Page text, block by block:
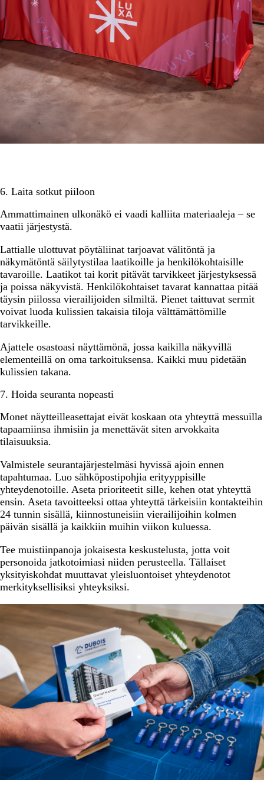
6. Laita sotkut piiloon
Ammattimainen ulkonäkö ei vaadi kalliita materiaaleja – se
vaatii järjestystä.
Lattialle ulottuvat pöytäliinat tarjoavat välitöntä ja
näkymätöntä säilytystilaa laatikoille ja henkilökohtaisille
tavaroille. Laatikot tai korit pitävät tarvikkeet järjestyksessä
ja poissa näkyvistä. Henkilökohtaiset tavarat kannattaa pitää
täysin piilossa vierailijoiden silmiltä. Pienet taittuvat sermit
voivat luoda kulissien takaisia ​​tiloja välttämättömille
tarvikkeille.
Ajattele osastoasi näyttämönä, jossa kaikilla näkyvillä
elementeillä on oma tarkoituksensa. Kaikki muu pidetään
kulissien takana.
7. Hoida seuranta nopeasti
Monet näytteilleasettajat eivät koskaan ota yhteyttä messuilla
tapaamiinsa ihmisiin ja menettävät siten arvokkaita
tilaisuuksia.
Valmistele seurantajärjestelmäsi hyvissä ajoin ennen
tapahtumaa. Luo sähköpostipohjia erityyppisille
yhteydenotoille. Aseta prioriteetit sille, kehen otat yhteyttä
ensin. Aseta tavoitteeksi ottaa yhteyttä tärkeisiin kontakteihin
24 tunnin sisällä, kiinnostuneisiin vierailijoihin kolmen
päivän sisällä ja kaikkiin muihin viikon kuluessa.
Tee muistiinpanoja jokaisesta keskustelusta, jotta voit
personoida jatkotoimiasi niiden perusteella. Tällaiset
yksityiskohdat muuttavat yleisluontoiset yhteydenotot
merkityksellisiksi yhteyksiksi.